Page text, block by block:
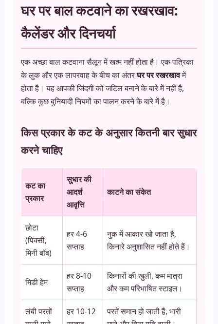
घर पर बाल कटवाने का रखरखाव:
कैलेंडर और दिनचर्या
एक अच्छा बाल कटवाना सैलून में खत्म नहीं होता है। एक पत्रिका
के लुक और एक लापरवाह के बीच का अंतरघर पर रखरखावमें
होता है। यह आपकी जिंदगी को जटिल बनाने के बारे में नहीं है,
बल्कि कुछ बुनियादी नियमों का पालन करने के बारे में है।
किस प्रकार के कट के अनुसार कितनी बार सुधार
करने चाहिए
कट का
प्रकार
सुधार की
आदर्श
आवृत्ति
काटने का संकेत
छोटा
(पिक्सी,
मिनी बॉब)
हर 4-6
सप्ताह
नुक में आकार खो जाता है,
किनारे अनुशासित नहीं होते हैं।
मिडी हेम
हर 8-10
सप्ताह
किनारों की खुली, कम मात्रा
और कम परिभाषित स्टाइल।
लंबी परतों
हर 10-12
परतें समान हो जाती हैं, भारी